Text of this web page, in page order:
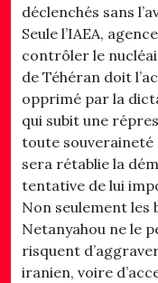
déclenchés sans
Seule l’IAEA,
contrôler le
de Téhéran doit
opprimé par la
qui subit une
toute souveraineté
sera rétablie la
tentative de lui
Non seulement les
Netanyahou ne le
risquent
iranien, voire